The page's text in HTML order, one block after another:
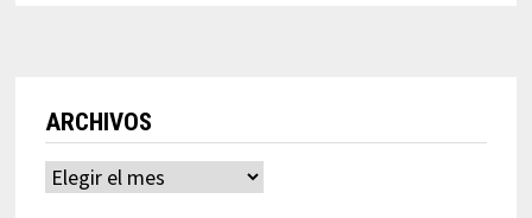
ARCHIVOS
Archivos